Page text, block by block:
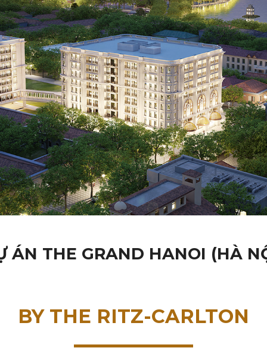
ÁN THE GRAND HANOI (HÀ
BY THE RITZ-CARLTON